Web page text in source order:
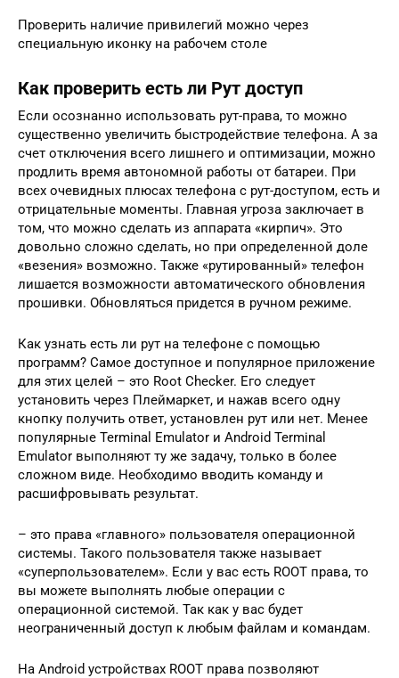
Проверить наличие привилегий можно через
специальную иконку на рабочем столе
Как проверить есть ли Рут доступ
Если осознанно использовать рут-права, то можно
существенно увеличить быстродействие телефона. А за
счет отключения всего лишнего и оптимизации, можно
продлить время автономной работы от батареи. При
всех очевидных плюсах телефона с рут-доступом, есть и
отрицательные моменты. Главная угроза заключает в
том, что можно сделать из аппарата «кирпич». Это
довольно сложно сделать, но при определенной доле
«везения» возможно. Также «рутированный» телефон
лишается возможности автоматического обновления
прошивки. Обновляться придется в ручном режиме.
Как узнать есть ли рут на телефоне с помощью
программ? Самое доступное и популярное приложение
для этих целей – это Root Checker. Его следует
установить через Плеймаркет, и нажав всего одну
кнопку получить ответ, установлен рут или нет. Менее
популярные Terminal Emulator и Android Terminal
Emulator выполняют ту же задачу, только в более
сложном виде. Необходимо вводить команду и
расшифровывать результат.
– это права «главного» пользователя операционной
системы. Такого пользователя также называет
«суперпользователем». Если у вас есть ROOT права, то
вы можете выполнять любые операции с
операционной системой. Так как у вас будет
неограниченный доступ к любым файлам и командам.
На Android устройствах ROOT права позволяют